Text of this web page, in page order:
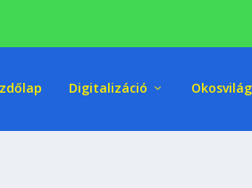
Digitalizáció Okosvilág